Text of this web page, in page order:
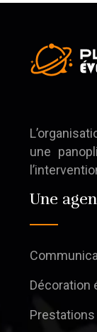
une
Une
Décoration